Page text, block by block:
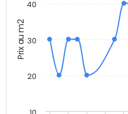
Prix au m2
20
30
40